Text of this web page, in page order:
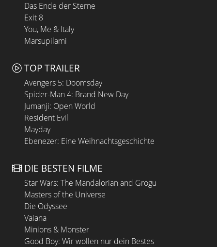
Das Ende der Sterne
Exit 8
You, Me & Italy
Marsupilami
TOP TRAILER
Avengers 5: Doomsday
Spider-Man 4: Brand New Day
Jumanji: Open World
Resident Evil
Mayday
Ebenezer: Eine Weihnachtsgeschichte
DIE BESTEN FILME
Star Wars: The Mandalorian and Grogu
Masters of the Universe
Die Odyssee
Vaiana
Minions & Monster
Good Boy: Wir wollen nur dein Bestes